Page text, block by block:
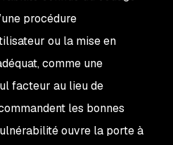
procédure
ou la mise en
comme une
facteur au lieu de
les bonnes
ouvre la porte à